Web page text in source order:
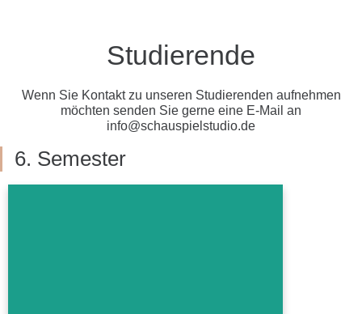
Studierende
Wenn Sie Kontakt zu unseren Studierenden aufnehmen
möchten senden Sie gerne eine E-Mail an
info@schauspielstudio.de
6. Semester